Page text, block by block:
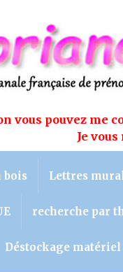
vous pouvez me
Je
bois Lettres
recherche par
Déstockage